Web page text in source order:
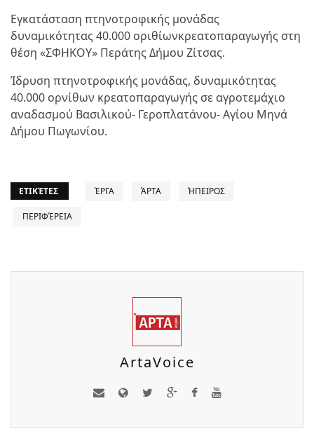
Εγκατάσταση πτηνοτροφικής μονάδας
δυναμικότητας 40.000 οριθίωνκρεατοπαραγωγής στη
θέση «ΣΦΗΚΟΥ» Περάτης Δήμου Ζίτσας.
Ίδρυση πτηνοτροφικής μονάδας, δυναμικότητας
40.000 ορνίθων κρεατοπαραγωγής σε αγροτεμάχιο
αναδασμού Βασιλικού- Γεροπλατάνου- Αγίου Μηνά
Δήμου Πωγωνίου.
ΕΤΙΚΈΤΕΣ ΈΡΓΑ ΆΡΤΑ ΉΠΕΙΡΟΣ
ΠΕΡΙΦΈΡΕΙΑ
ArtaVoice